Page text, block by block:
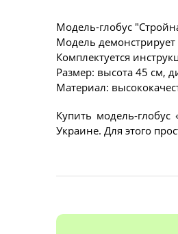
Модель-глобус
Модель
Комплектуется
Размер: высота 45 см,
Материал:
Купить модель-глобус
Украине. Для этого